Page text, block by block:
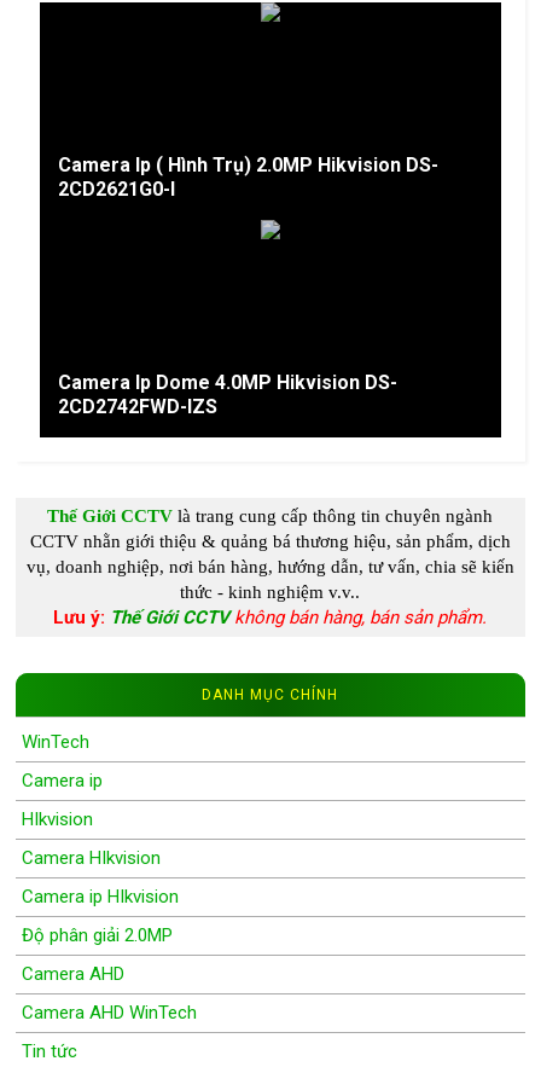
Camera Ip ( Hình Trụ) 2.0MP Hikvision DS-
2CD2621G0-I
Camera Ip Dome 4.0MP Hikvision DS-
2CD2742FWD-IZS
Thế Giới CCTV là trang cung cấpthông tin chuyên ngành
CCTVnhằn giới thiệu & quảng bá thương hiệu, sản phẩm, dịch
vụ, doanh nghiệp, nơi bán hàng, hướng dẫn, tư vấn, chia sẽ kiến
thức - kinh nghiệmv.v..
Lưu ý: Thế Giới CCTV không bán hàng, bán sản phẩm.
DANH MỤC CHÍNH
WinTech
Camera ip
HIkvision
Camera HIkvision
Camera ip HIkvision
Độ phân giải 2.0MP
Camera AHD
Camera AHD WinTech
Tin tức